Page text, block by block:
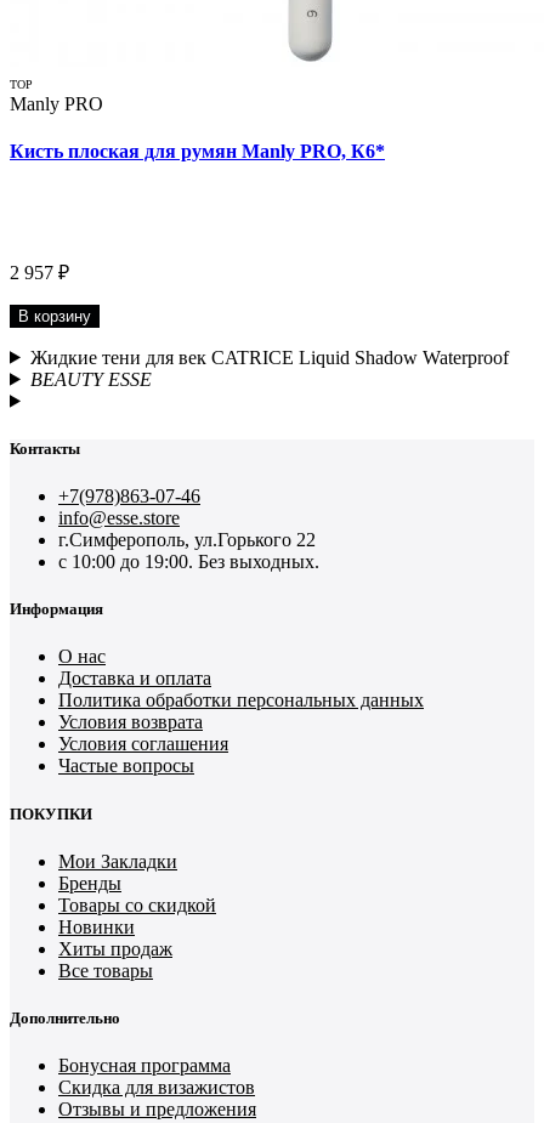
TOP
Manly PRO
Кисть плоская для румян Manly PRO, К6*
2 957 ₽
В корзину
Жидкие тени для век CATRICE Liquid Shadow Waterproof
BEAUTY ESSE
Контакты
+7(978)863-07-46
info@esse.store
г.Симферополь, ул.Горького 22
с 10:00 до 19:00. Без выходных.
Информация
О нас
Доставка и оплата
Политика обработки персональных данных
Условия возврата
Условия соглашения
Частые вопросы
ПОКУПКИ
Мои Закладки
Бренды
Товары со скидкой
Новинки
Хиты продаж
Все товары
Дополнительно
Бонусная программа
Скидка для визажистов
Отзывы и предложения